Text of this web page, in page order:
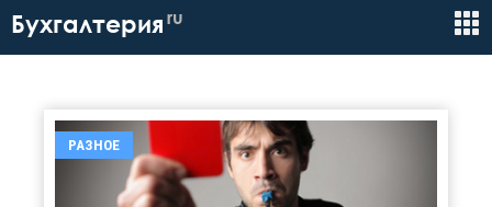
Бухгалтерия ru
РАЗНОЕ